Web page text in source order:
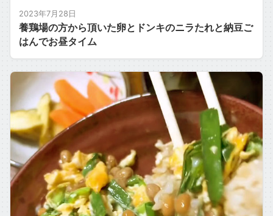
2023年7月28日
養鶏場の方から頂いた卵とドンキのニラたれと納豆ご
はんでお昼タイム